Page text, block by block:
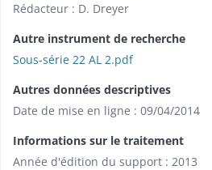
Rédacteur : D. Dreyer
Autre instrument de recherche
Sous-série 22 AL 2.pdf
Autres données descriptives
Date de mise en ligne : 09/04/2014
Informations sur le traitement
Année d'édition du support : 2013